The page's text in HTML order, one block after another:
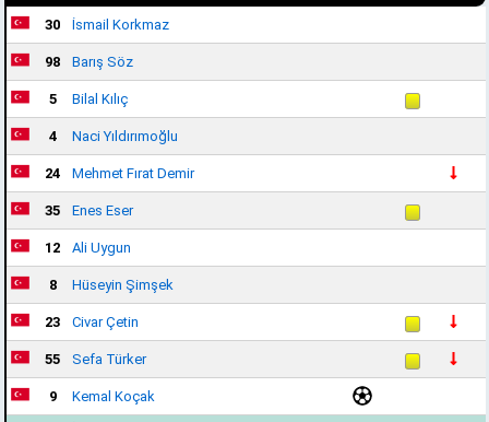
30 İsmail Korkmaz
98 Barış Söz
5 Bilal Kılıç
4 Naci Yıldırımoğlu
24 Mehmet Fırat Demir
35 Enes Eser
12 Ali Uygun
8 Hüseyin Şimşek
23 Civar Çetin
55 Sefa Türker
9
Kemal Koçak